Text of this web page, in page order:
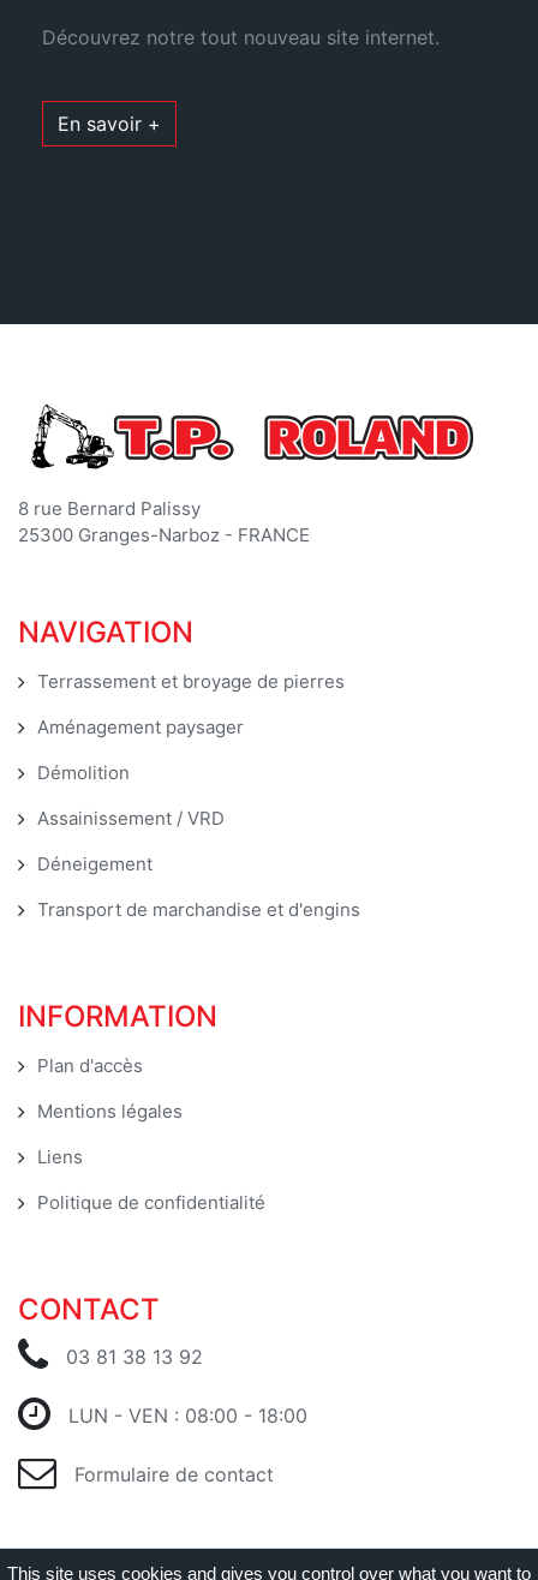
Découvrez notre tout nouveau site internet.
En savoir +
8 rue Bernard Palissy
25300 Granges-Narboz - FRANCE
NAVIGATION
Terrassement et broyage de pierres
Aménagement paysager
Démolition
Assainissement / VRD
Déneigement
Transport de marchandise et d'engins
INFORMATION
Plan d'accès
Mentions légales
Liens
Politique de confidentialité
CONTACT
03 81 38 13 92
LUN - VEN : 08:00 - 18:00
Formulaire de contact
This site uses cookies and gives you control over what you want to